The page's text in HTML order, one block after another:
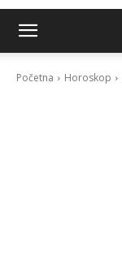
Početna Horoskop